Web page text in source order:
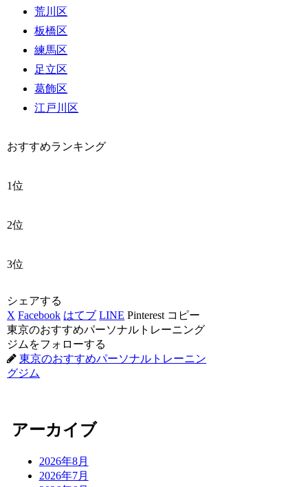
荒川区
板橋区
練馬区
足立区
葛飾区
江戸川区
おすすめランキング
1位
2位
3位
シェアする
X Facebook はてブ LINE Pinterest コピー
東京のおすすめパーソナルトレーニング
ジムをフォローする
東京のおすすめパーソナルトレーニン
グジム
アーカイブ
2026年8月
2026年7月